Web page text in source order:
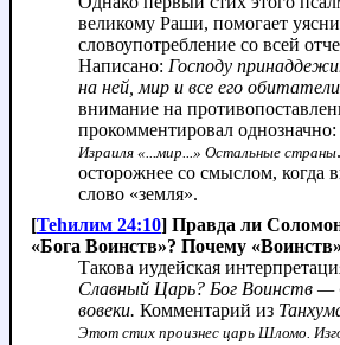
великому Раши, помогает
словоупотребление со всей
Написано: Господу
на ней, мир и все его
внимание на
прокомментировал однозначно:
Израиля «...мир...» Остальные страны
осторожнее со смыслом, когда
слово «земля».
[Теhилим 24:10] Правда ли
«Бога Воинств»? Почему
Такова иудейская
Славный Царь? Бог Воинств
вовеки. Комментарий из
Этот стих произнес царь Шломо.